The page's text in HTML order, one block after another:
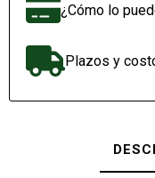
¿Cómo lo
Plazos y